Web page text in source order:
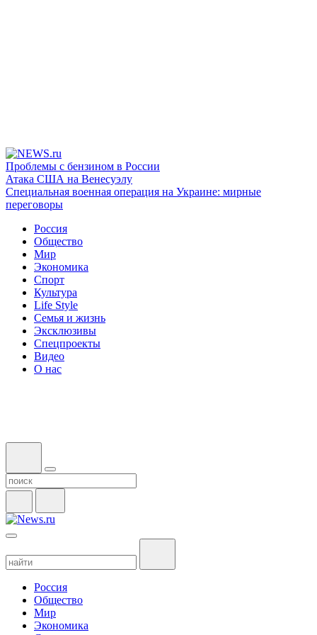
Проблемы с бензином в России
Атака США на Венесуэлу
Специальная военная операция на Украине: мирные
переговоры
Россия
Общество
Мир
Экономика
Спорт
Культура
Life Style
Семья и жизнь
Эксклюзивы
Спецпроекты
Видео
О нас
Россия
Общество
Мир
Экономика